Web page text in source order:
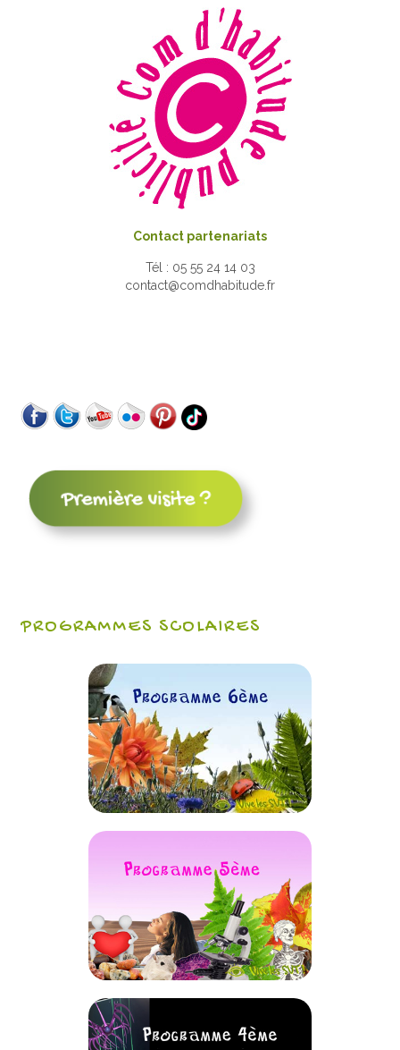
Contact partenariats
Tél : 05 55 24 14 03
contact@comdhabitude.fr
PROGRAMMES SCOLAIRES